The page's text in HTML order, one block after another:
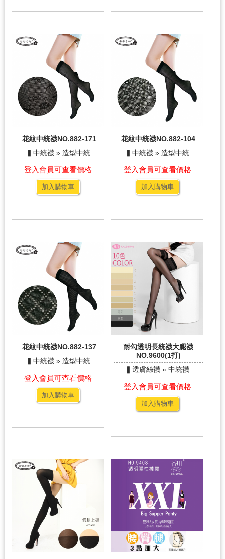
花紋中統襪NO.882-171
▍中統襪 » 造型中統
登入會員可查看價格
加入購物車
花紋中統襪NO.882-104
▍中統襪 » 造型中統
登入會員可查看價格
加入購物車
花紋中統襪NO.882-137
▍中統襪 » 造型中統
登入會員可查看價格
加入購物車
耐勾透明長統襪大腿襪
NO.9600(1打)
▍透膚絲襪 » 中統襪
登入會員可查看價格
加入購物車